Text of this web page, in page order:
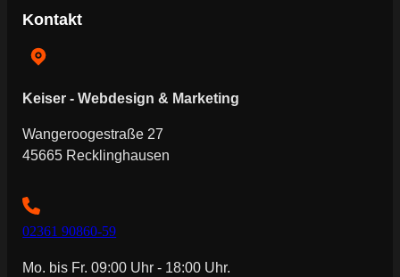
Kontakt
Keiser - Webdesign & Marketing
Wangeroogestraße 27
45665 Recklinghausen
02361 90860-59
Mo. bis Fr. 09:00 Uhr - 18:00 Uhr.